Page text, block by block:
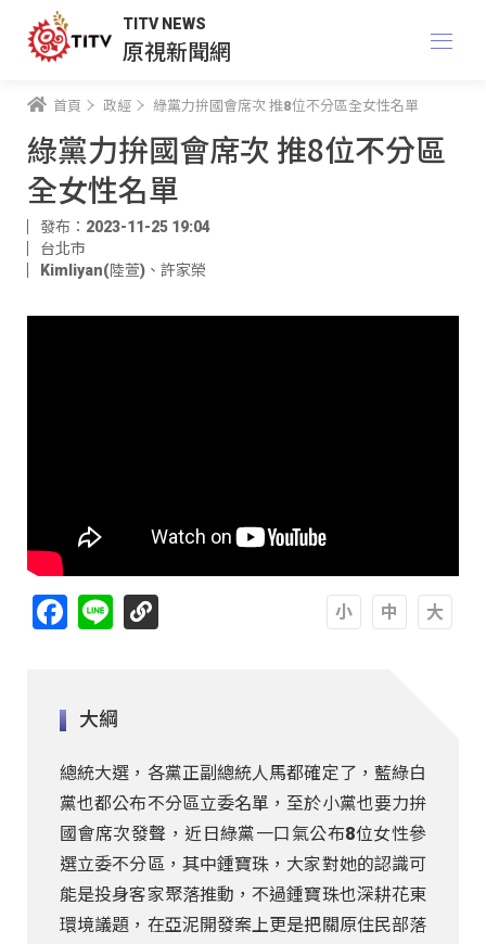
TITV NEWS
原視新聞網
首頁 政經 綠黨力拚國會席次 推8位不分區全女性名單
綠黨力拚國會席次 推8位不分區
全女性名單
發布：2023-11-25 19:04
台北市
Kimliyan(陸萱) 、 許家榮
Facebook
Line
大綱
總統大選，各黨正副總統人馬都確定了，藍綠白
黨也都公布不分區立委名單，至於小黨也要力拚
國會席次發聲，近日綠黨一口氣公布8位女性參
選立委不分區，其中鍾寶珠，大家對她的認識可
能是投身客家聚落推動，不過鍾寶珠也深耕花東
環境議題，在亞泥開發案上更是把關原住民部落